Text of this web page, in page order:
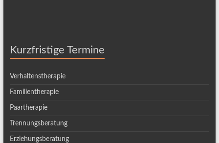
Kurzfristige Termine
Verhaltenstherapie
Familientherapie
Paartherapie
Trennungsberatung
Erziehungsberatung